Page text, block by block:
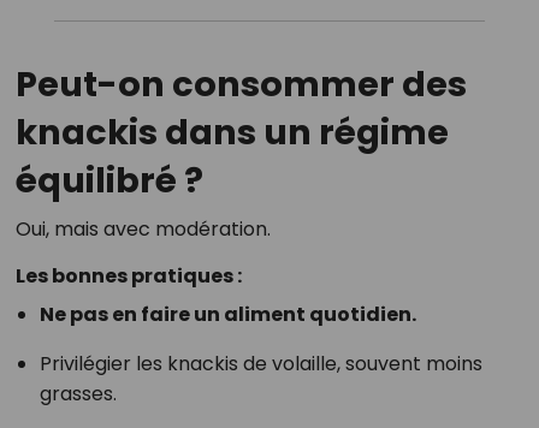
Peut-on consommer des
knackis dans un régime
équilibré ?
Oui, mais avec modération.
Les bonnes pratiques :
Ne pas en faire un aliment quotidien.
Privilégier les knackis de volaille, souvent moins
grasses.